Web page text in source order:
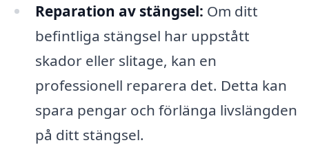
Reparation av stängsel: Om ditt
befintliga stängsel har uppstått
skador eller slitage, kan en
professionell reparera det. Detta kan
spara pengar och förlänga livslängden
på ditt stängsel.